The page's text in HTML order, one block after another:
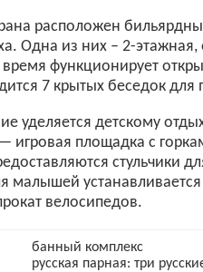
расположен
Одна из них – 2-
время функционирует
7 крытых беседок
уделяется детскому
игровая площадка с
стульчики
малышей
велосипедов.
банный комплекс
русская парная: три